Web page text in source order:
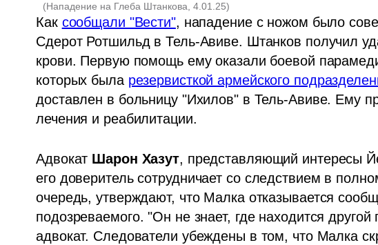
(Нападение на Глеба Штанкова, 4.01.25)
Как сообщали "Вести", нападение с ножом было
Сдерот Ротшильд в Тель-Авиве. Штанков получил
крови. Первую помощь ему оказали боевой
которых была резервисткой армейского
доставлен в больницу "Ихилов" в Тель-Авиве. Ему
лечения и реабилитации.
Адвокат Шарон Хазут, представляющий интересы
его доверитель сотрудничает со следствием в
очередь, утверждают, что Малка отказывается
подозреваемого. "Он не знает, где находится
адвокат. Следователи убеждены в том, что Малка